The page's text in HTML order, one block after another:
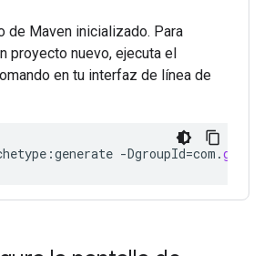
de Maven inicializado. Para
proyecto nuevo, ejecuta el
en tu interfaz de línea de
:generate -DgroupId=com .